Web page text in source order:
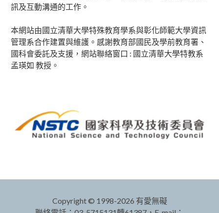
訊及互動溝通的工作。
本網站由國立清華大學特殊教育學系與彰化師範大學資訊
管理系合作建置與維護。感謝教育部國民及學前教育署、
國科會委託及支援，網站聯絡窗口 : 國立清華大學特教系
孟瑛如 教授。
Copyright © 1998-2026 有愛無礙